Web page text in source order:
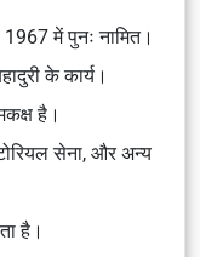
में पुनः नामित।
के कार्य।
है।
सेना, और अन्य
है।